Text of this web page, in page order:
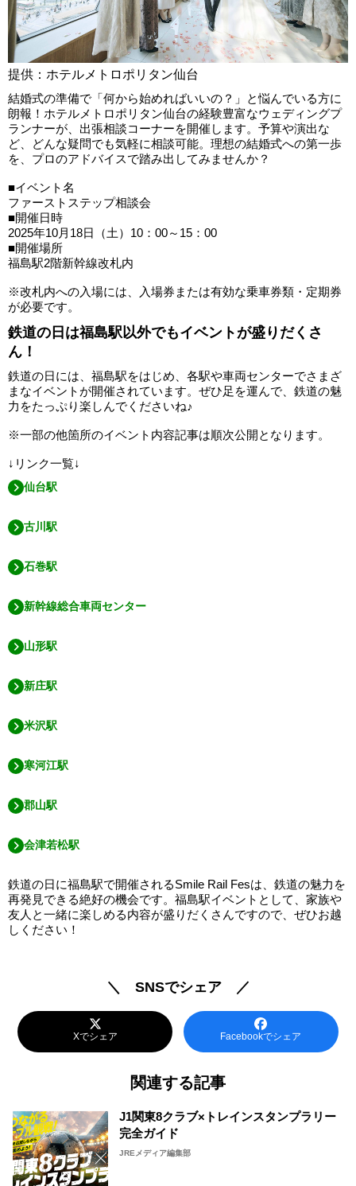
提供：ホテルメトロポリタン仙台
結婚式の準備で「何から始めればいいの？」と悩んでいる方に
朗報！ホテルメトロポリタン仙台の経験豊富なウェディングプ
ランナーが、出張相談コーナーを開催します。予算や演出な
ど、どんな疑問でも気軽に相談可能。理想の結婚式への第一歩
を、プロのアドバイスで踏み出してみませんか？
■イベント名
ファーストステップ相談会
■開催日時
2025年10月18日（土）10：00～15：00
■開催場所
福島駅2階新幹線改札内
※改札内への入場には、入場券または有効な乗車券類・定期券
が必要です。
鉄道の日は福島駅以外でもイベントが盛りだくさ
ん！
鉄道の日には、福島駅をはじめ、各駅や車両センターでさまざ
まなイベントが開催されています。ぜひ足を運んで、鉄道の魅
力をたっぷり楽しんでくださいね♪
※一部の他箇所のイベント内容記事は順次公開となります。
↓リンク一覧↓
仙台駅
古川駅
石巻駅
新幹線総合車両センター
山形駅
新庄駅
米沢駅
寒河江駅
郡山駅
会津若松駅
鉄道の日に福島駅で開催されるSmile Rail Fesは、鉄道の魅力を
再発見できる絶好の機会です。福島駅イベントとして、家族や
友人と一緒に楽しめる内容が盛りだくさんですので、ぜひお越
しください！
＼ SNSでシェア ／
Xでシェア Facebookでシェア
関連する記事
J1関東8クラブ×トレインスタンプラリー
完全ガイド
JREメディア編集部